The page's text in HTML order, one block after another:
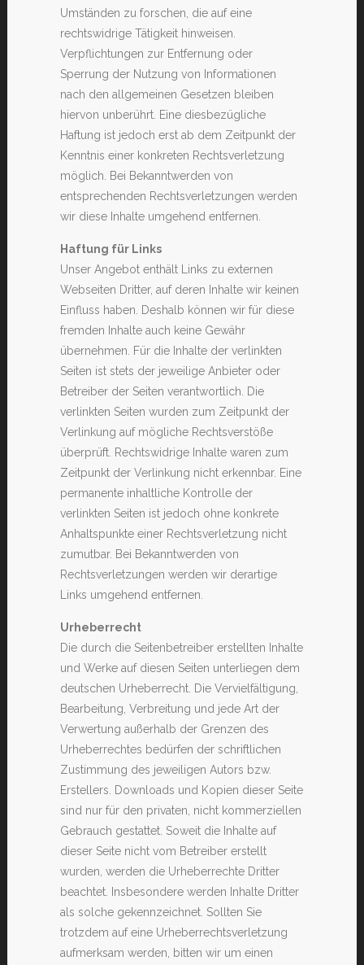
Umständen zu forschen, die auf eine
rechtswidrige Tätigkeit hinweisen.
Verpflichtungen zur Entfernung oder
Sperrung der Nutzung von Informationen
nach den allgemeinen Gesetzen bleiben
hiervon unberührt. Eine diesbezügliche
Haftung ist jedoch erst ab dem Zeitpunkt der
Kenntnis einer konkreten Rechtsverletzung
möglich. Bei Bekanntwerden von
entsprechenden Rechtsverletzungen werden
wir diese Inhalte umgehend entfernen.
Haftung für Links
Unser Angebot enthält Links zu externen
Webseiten Dritter, auf deren Inhalte wir keinen
Einfluss haben. Deshalb können wir für diese
fremden Inhalte auch keine Gewähr
übernehmen. Für die Inhalte der verlinkten
Seiten ist stets der jeweilige Anbieter oder
Betreiber der Seiten verantwortlich. Die
verlinkten Seiten wurden zum Zeitpunkt der
Verlinkung auf mögliche Rechtsverstöße
überprüft. Rechtswidrige Inhalte waren zum
Zeitpunkt der Verlinkung nicht erkennbar. Eine
permanente inhaltliche Kontrolle der
verlinkten Seiten ist jedoch ohne konkrete
Anhaltspunkte einer Rechtsverletzung nicht
zumutbar. Bei Bekanntwerden von
Rechtsverletzungen werden wir derartige
Links umgehend entfernen.
Urheberrecht
Die durch die Seitenbetreiber erstellten Inhalte
und Werke auf diesen Seiten unterliegen dem
deutschen Urheberrecht. Die Vervielfältigung,
Bearbeitung, Verbreitung und jede Art der
Verwertung außerhalb der Grenzen des
Urheberrechtes bedürfen der schriftlichen
Zustimmung des jeweiligen Autors bzw.
Erstellers. Downloads und Kopien dieser Seite
sind nur für den privaten, nicht kommerziellen
Gebrauch gestattet. Soweit die Inhalte auf
dieser Seite nicht vom Betreiber erstellt
wurden, werden die Urheberrechte Dritter
beachtet. Insbesondere werden Inhalte Dritter
als solche gekennzeichnet. Sollten Sie
trotzdem auf eine Urheberrechtsverletzung
aufmerksam werden, bitten wir um einen